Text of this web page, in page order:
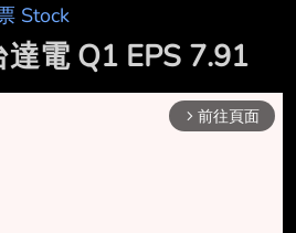
Stock
電 Q1 EPS 7.91
arrow_forward_ios 前往頁面